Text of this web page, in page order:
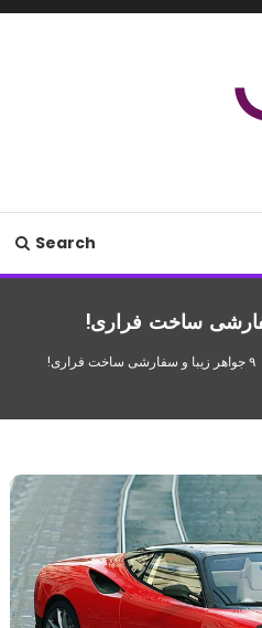
Search
۹ جواهر زیبا و سفارشی ساخت فراری!